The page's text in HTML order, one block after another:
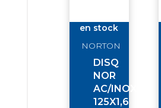
en stock
NORTON
DISQ
NOR
AC/INOX
125X1,6